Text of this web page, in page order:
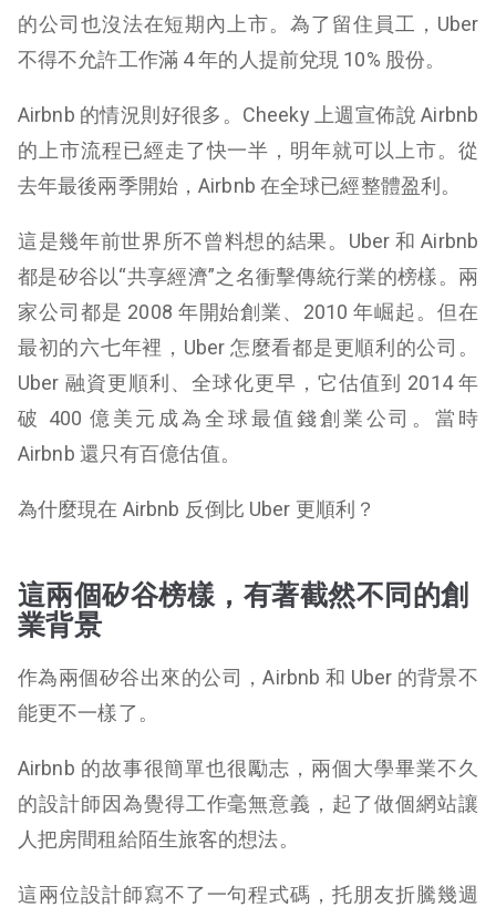
的公司也沒法在短期內上市。為了留住員工，Uber
不得不允許工作滿 4 年的人提前兌現 10% 股份。
Airbnb 的情況則好很多。Cheeky 上週宣佈說 Airbnb
的上市流程已經走了快一半，明年就可以上市。從
去年最後兩季開始，Airbnb 在全球已經整體盈利。
這是幾年前世界所不曾料想的結果。Uber 和 Airbnb
都是矽谷以“共享經濟”之名衝擊傳統行業的榜樣。兩
家公司都是 2008 年開始創業、2010 年崛起。但在
最初的六七年裡，Uber 怎麼看都是更順利的公司。
Uber 融資更順利、全球化更早，它估值到 2014 年
破 400 億美元成為全球最值錢創業公司。當時
Airbnb 還只有百億估值。
為什麼現在 Airbnb 反倒比 Uber 更順利？
這兩個矽谷榜樣，有著截然不同的創
業背景
作為兩個矽谷出來的公司，Airbnb 和 Uber 的背景不
能更不一樣了。
Airbnb 的故事很簡單也很勵志，兩個大學畢業不久
的設計師因為覺得工作毫無意義，起了做個網站讓
人把房間租給陌生旅客的想法。
這兩位設計師寫不了一句程式碼，托朋友折騰幾週